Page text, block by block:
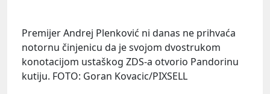
Premijer Andrej Plenković ni danas ne prihvaća
notornu činjenicu da je svojom dvostrukom
konotacijom ustaškog ZDS-a otvorio Pandorinu
kutiju. FOTO: Goran Kovacic/PIXSELL